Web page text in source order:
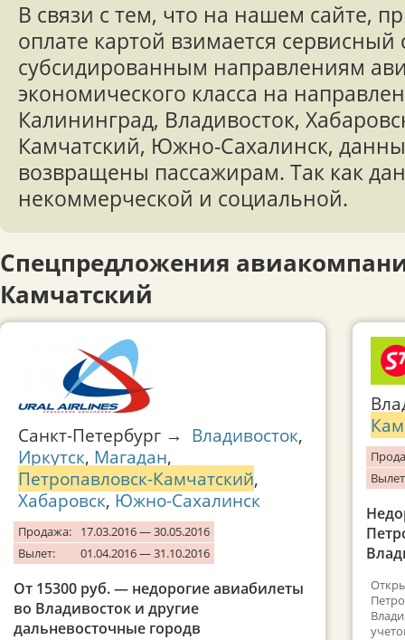
В связи с тем, что на нашем сайте,
оплате картой взимается
субсидированным направлениям
экономического класса на
Калининград, Владивосток,
Камчатский, Южно-Сахалинск,
возвращены пассажирам. Так как
некоммерческой и социальной.
Спецпредложения
Камчатский
Санкт-Петербург → Владивосток,
Иркутск, Магадан,
Петропавловск-Камчатский,
Хабаровск, Южно-Сахалинск
Продажа:
17.03.2016 — 30.05.2016
Вылет:
01.04.2016 — 31.10.2016
От 15300 руб. — недорогие авиабилеты
во Владивосток и другие
дальневосточные городв